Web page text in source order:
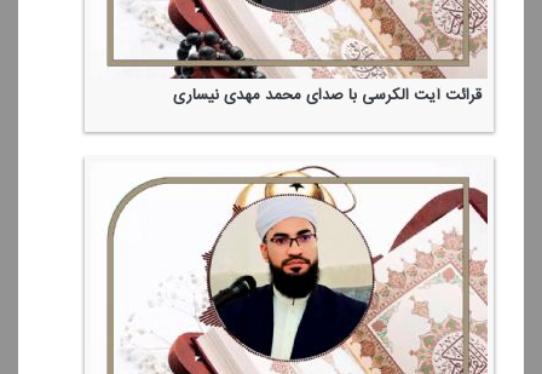
قرائت آیت الكرسی با صدای محمد مهدی نیساری